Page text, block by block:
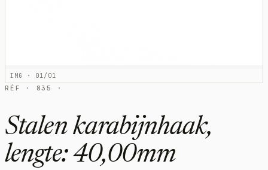
IMG · 01/01
RÉF · 835 ·
Stalen karabijnhaak,
lengte: 40,00mm